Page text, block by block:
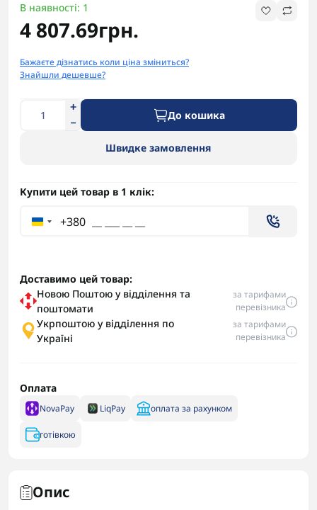
В наявності: 1
4 807.69грн.
Бажаєте дізнатись коли ціна зміниться?
Знайшли дешевше?
До кошика
Швидке замовлення
Купити цей товар в 1 клік:
+380
Доставимо цей товар:
Новою Поштою у відділення та
поштомати
за тарифами
перевізника
Укрпоштою у відділення по
Україні
за тарифами
перевізника
Оплата
NovaPay LiqPay оплата за рахунком
готівкою
Опис